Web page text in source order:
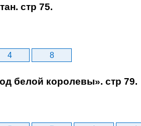
стр 75.
4 8
белой королевы». стр 79.